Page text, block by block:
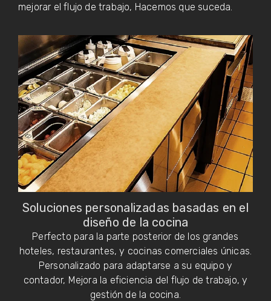
mejorar el flujo de trabajo, Hacemos que suceda.
Soluciones personalizadas basadas en el
diseño de la cocina
Perfecto para la parte posterior de los grandes
hoteles, restaurantes, y cocinas comerciales únicas.
Personalizado para adaptarse a su equipo y
contador, Mejora la eficiencia del flujo de trabajo, y
gestión de la cocina.